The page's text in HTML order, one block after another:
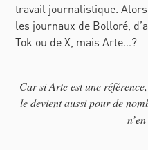
travail journalistique.
les journaux de Bolloré,
Tok ou de X, mais Arte…?
Car si Arte est une
le devient aussi pour de